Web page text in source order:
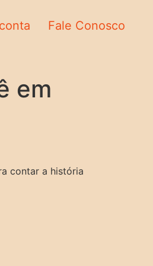
Fale Conosco
em
contar a história